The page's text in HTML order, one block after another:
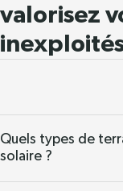
valorisez
Quels types de
solaire ?